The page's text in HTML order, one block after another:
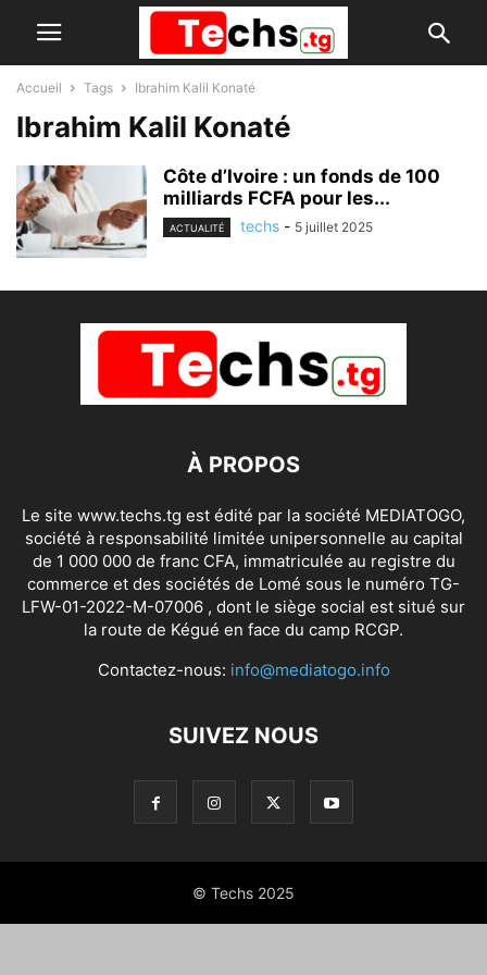
Accueil Tags Ibrahim Kalil Konaté
Ibrahim Kalil Konaté
Côte d’Ivoire : un fonds de 100
milliards FCFA pour les...
ACTUALITÉ techs - 5 juillet 2025
À PROPOS
Le site www.techs.tg est édité par la société MEDIATOGO,
société à responsabilité limitée unipersonnelle au capital
de 1 000 000 de franc CFA, immatriculée au registre du
commerce et des sociétés de Lomé sous le numéro TG-
LFW-01-2022-M-07006 , dont le siège social est situé sur
la route de Kégué en face du camp RCGP.
Contactez-nous: info@mediatogo.info
SUIVEZ NOUS
© Techs 2025